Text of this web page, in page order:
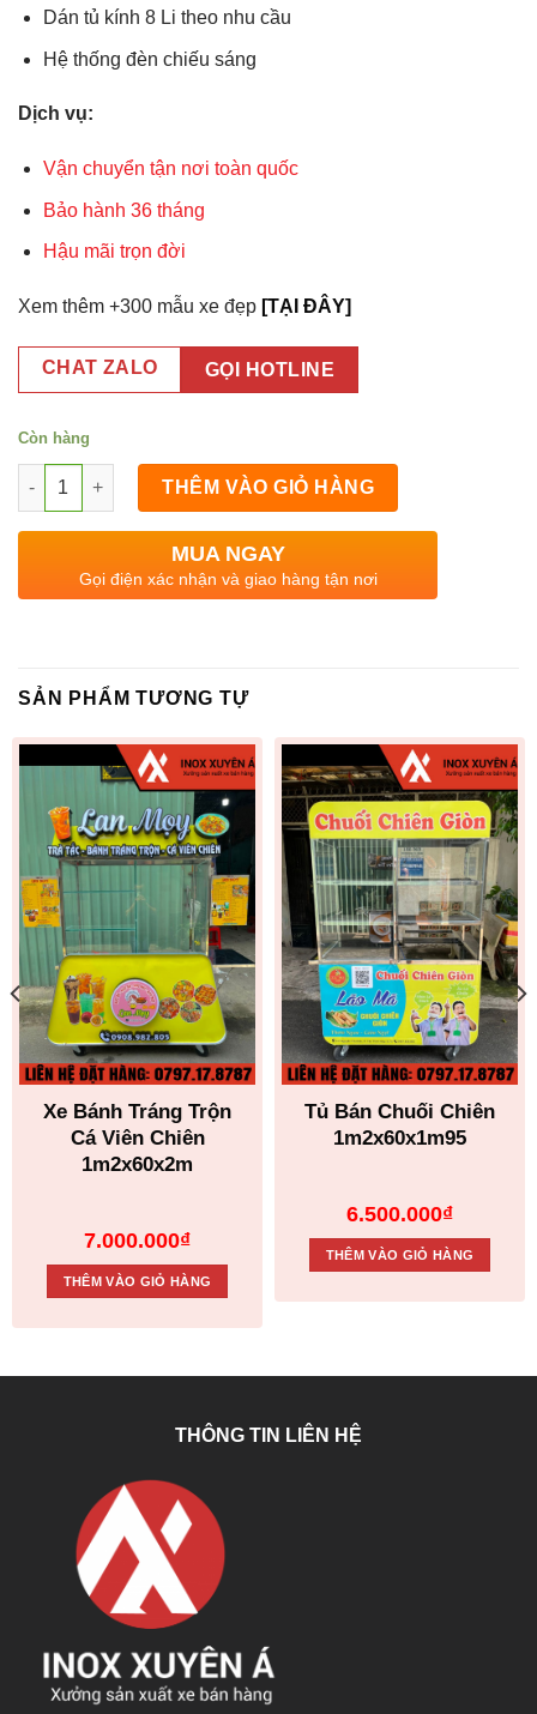
Dán tủ kính 8 Li theo nhu cầu
Hệ thống đèn chiếu sáng
Dịch vụ:
Vận chuyển tận nơi toàn quốc
Bảo hành 36 tháng
Hậu mãi trọn đời
Xem thêm +300 mẫu xe đẹp [TẠI ĐÂY]
CHAT ZALO GỌI HOTLINE
Còn hàng
Xe Trà Sữa Inox 1m2x60x1m95 số lượng
THÊM VÀO GIỎ HÀNG
MUA NGAY
Gọi điện xác nhận và giao hàng tận nơi
SẢN PHẨM TƯƠNG TỰ
Xe Bánh Tráng Trộn
Cá Viên Chiên
1m2x60x2m
7.000.000₫
THÊM VÀO GIỎ HÀNG
Tủ Bán Chuối Chiên
1m2x60x1m95
6.500.000₫
THÊM VÀO GIỎ HÀNG
THÔNG TIN LIÊN HỆ